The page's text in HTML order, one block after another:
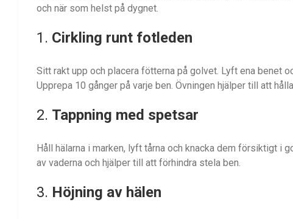
och när som helst på dygnet.
1. Cirkling runt fotleden
Sitt rakt upp och placera fötterna på golvet. Lyft ena benet
Upprepa 10 gånger på varje ben. Övningen hjälper till att
2. Tappning med spetsar
Håll hälarna i marken, lyft tårna och knacka dem försiktigt i
av vaderna och hjälper till att förhindra stela ben.
3. Höjning av hälen